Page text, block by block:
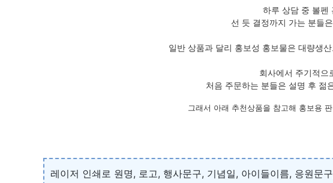
하루 상담 중 볼펜
선 듯 결정까지 가는 분들
일반 상품과 달리 홍보성 홍보물은 대량생
회사에서 주기적으
처음 주문하는 분들은 설명 후 젊
그래서 아래 추천상품을 참고해 홍보용
레이저 인쇄로 원명, 로고, 행사문구, 기념일, 아이들이름, 응원문